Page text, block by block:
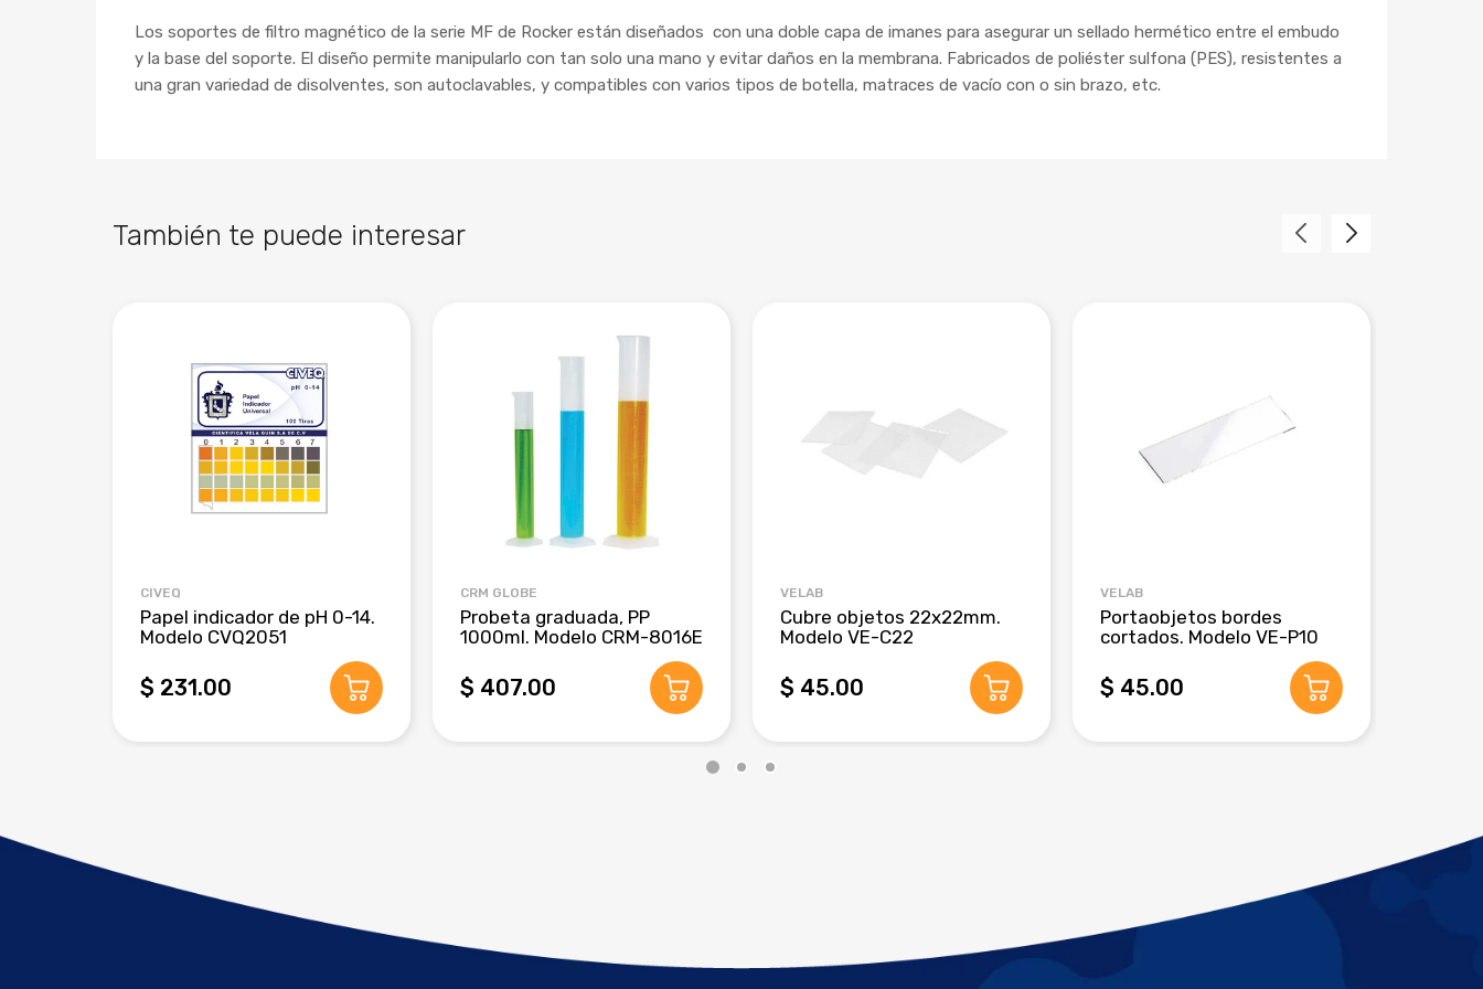
Los soportes de filtro magnético de la serie MF de Rocker están diseñados con una doble capa de imanes para asegurar un sellado hermético entre el embudo
y la base del soporte. El diseño permite manipularlo con tan solo una mano y evitar daños en la membrana. Fabricados de poliéster sulfona (PES), resistentes a
una gran variedad de disolventes, son autoclavables, y compatibles con varios tipos de botella, matraces de vacío con o sin brazo, etc.
También te puede interesar
CIVEQ
Papel indicador de pH 0-14.
Modelo CVQ2051
$ 231.00
CRM GLOBE
Probeta graduada, PP
1000ml. Modelo CRM-8016E
$ 407.00
VELAB
Cubre objetos 22x22mm.
Modelo VE-C22
$ 45.00
VELAB
Portaobjetos bordes
cortados. Modelo VE-P10
$ 45.00